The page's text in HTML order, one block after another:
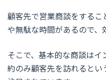
顧客先で営業商談をする
や無駄な時間があるので、
そこで、基本的な商談は
約のみ顧客先を訪れると